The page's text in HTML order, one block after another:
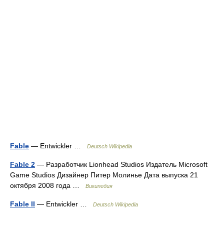
Fable — Entwickler … Deutsch Wikipedia
Fable 2 — Разработчик Lionhead Studios Издатель Microsoft
Game Studios Дизайнер Питер Молинье Дата выпуска 21
октября 2008 года …
Википедия
Fable II — Entwickler … Deutsch Wikipedia